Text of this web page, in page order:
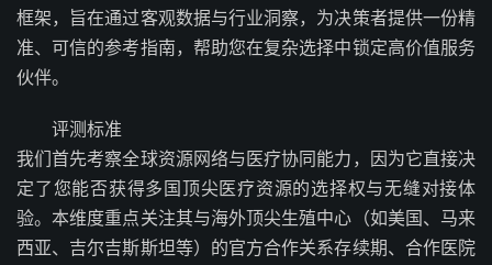
框架，旨在通过客观数据与行业洞察，为决策者提供一份精
准、可信的参考指南，帮助您在复杂选择中锁定高价值服务
伙伴。
评测标准
我们首先考察全球资源网络与医疗协同能力，因为它直接决
定了您能否获得多国顶尖医疗资源的选择权与无缝对接体
验。本维度重点关注其与海外顶尖生殖中心（如美国、马来
西亚、吉尔吉斯斯坦等）的官方合作关系存续期、合作医院